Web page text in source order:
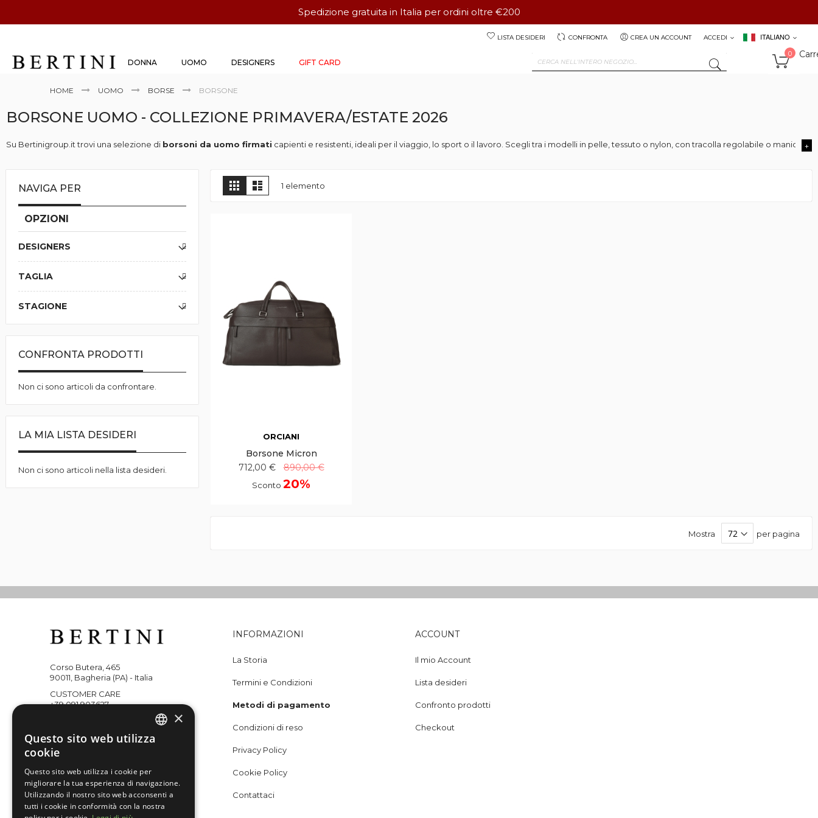
Spedizione gratuita in Italia per ordini oltre €200
ITALIANO
LISTA DESIDERI CONFRONTA ACCEDI
CREA UN ACCOUNT
DONNA UOMO DESIGNERS GIFT CARD
0
HOME UOMO BORSE BORSONE
BORSONE UOMO - COLLEZIONE PRIMAVERA/ESTATE 2026
Su Bertinigroup.it trovi una selezione di borsoni da uomo firmati capienti e resistenti, ideali per il viaggio, lo sport o il lavoro. Scegli tra i modelli in pelle, tessuto o nylon, con tracolla regolabile o manici +
Mostra
come
GrigliaLista 1 elemento
ORCIANI
Borsone Micron
712,00 €
890,00 €
Sconto 20%
Mostra per pagina
NAVIGA PER
OPZIONI
DESIGNERS
TAGLIA
STAGIONE
CONFRONTA PRODOTTI
Non ci sono articoli da confrontare.
LA MIA LISTA DESIDERI
Non ci sono articoli nella lista desideri.
Corso Butera, 465
90011, Bagheria (PA) - Italia
CUSTOMER CARE
+39 091 903627
INFORMAZIONI
La Storia
Termini e Condizioni
Metodi di pagamento
Condizioni di reso
Privacy Policy
Cookie Policy
Contattaci
ACCOUNT
Il mio Account
Lista desideri
Confronto prodotti
Checkout
×
Questo sito web utilizza
cookie
Questo sito web utilizza i cookie per
migliorare la tua esperienza di navigazione.
Utilizzando il nostro sito web acconsenti a
tutti i cookie in conformità con la nostra